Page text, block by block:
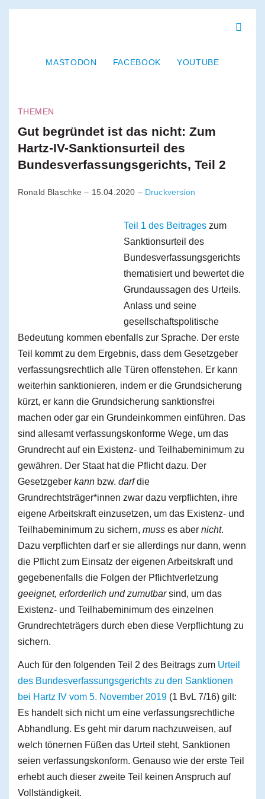
ARTIKEL
NACHRICHTEN
THEMEN
VERMISCHTES
PRESSE
NEWSLETTER
KOMMENTARE
TERMINE
KONTAKT
KONTAKT ZUM NETZWERKRAT
DATENSCHUTZERKLÄRUNG
IMPRESSUM
Das Grundeinkommen
Die Idee
Fragen und Antworten
Grundbegriffe
Geschichte
Modelle
Literatur
Das Netzwerk
Über uns
Statuten
Mitglieder
Initiativen
Netzwerkrat
Redaktion
Wissenschaftlicher Beirat
Förderverein
Wer macht was
Arbeitsgruppen
Internes
Mitmachen
Aktion unterstützen
Mitglied werden
Verzeichnis der Mitglieder
Spenden
Newsletter abonnieren
Mailinglisten nutzen
Material finden YOUTUBE
FACEBOOK
MASTODON
THEMEN
Gut begründet ist das nicht: Zum
Hartz-IV-Sanktionsurteil des
Bundesverfassungsgerichts, Teil 2
Ronald Blaschke– 15.04.2020 – Druckversion
Teil 1 des Beitrages zum
Sanktionsurteil des
Bundesverfassungsgerichts
thematisiert und bewertet die
Grundaussagen des Urteils.
Anlass und seine
gesellschaftspolitische
Bedeutung kommen ebenfalls zur Sprache. Der erste
Teil kommt zu dem Ergebnis, dass dem Gesetzgeber
verfassungsrechtlich alle Türen offenstehen. Er kann
weiterhin sanktionieren, indem er die Grundsicherung
kürzt, er kann die Grundsicherung sanktionsfrei
machen oder gar ein Grundeinkommen einführen. Das
sind allesamt verfassungskonforme Wege, um das
Grundrecht auf ein Existenz- und Teilhabeminimum zu
gewähren. Der Staat hat die Pflicht dazu. Der
Gesetzgeber kann bzw. darfdie
Grundrechtsträger*innen zwar dazu verpflichten, ihre
eigene Arbeitskraft einzusetzen, um das Existenz- und
Teilhabeminimum zu sichern, muss es aber nicht.
Dazu verpflichten darf er sie allerdings nur dann, wenn
die Pflicht zum Einsatz der eigenen Arbeitskraft und
gegebenenfalls die Folgen der Pflichtverletzung
geeignet, erforderlich und zumutbarsind, um das
Existenz- und Teilhabeminimum des einzelnen
Grundrechteträgers durch eben diese Verpflichtung zu
sichern.
Auch für den folgenden Teil 2 des Beitrags zum Urteil
des Bundesverfassungsgerichts zu den Sanktionen
bei Hartz IV vom 5. November 2019(1 BvL 7/16) gilt:
Es handelt sich nicht um eine verfassungsrechtliche
Abhandlung. Es geht mir darum nachzuweisen, auf
welch tönernen Füßen das Urteil steht, Sanktionen
seien verfassungskonform. Genauso wie der erste Teil
erhebt auch dieser zweite Teil keinen Anspruch auf
Vollständigkeit.